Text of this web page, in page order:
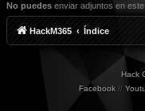
No puedes enviar adjuntos en
HackM365 Índice
Hack
Facebook //